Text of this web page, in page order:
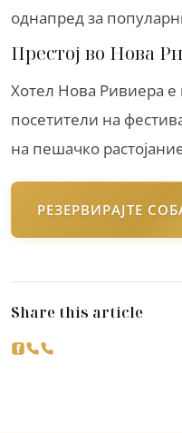
однапред за
Престој во Нова
Хотел Нова Ривиера
посетители на
на пешачко
РЕЗЕРВИРАЈТЕ
Share this article